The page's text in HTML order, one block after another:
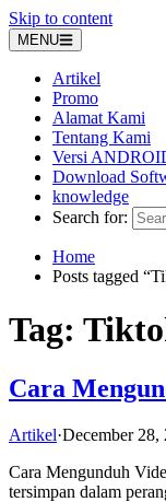
Skip to content
MENU
Artikel
Promo
Alamat Kami
Tentang Kami
Versi
Download
knowledge
Search for:
Home
Posts tagged
Tag:
Cara
Artikel·December 28,
Cara Mengunduh
tersimpan dalam